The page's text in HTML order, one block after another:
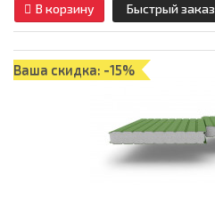
В корзину Быстрый заказ
Ваша скидка: -15%